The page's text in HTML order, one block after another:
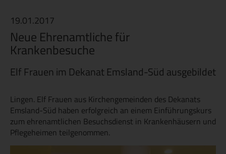
19.01.2017
Neue Ehrenamtliche für
Krankenbesuche
Elf Frauen im Dekanat Emsland-Süd ausgebildet
Lingen. Elf Frauen aus Kirchengemeinden des Dekanats
Emsland-Süd haben erfolgreich an einem Einführungskurs
zum ehrenamtlichen Besuchsdienst in Krankenhäusern und
Pflegeheimen teilgenommen.